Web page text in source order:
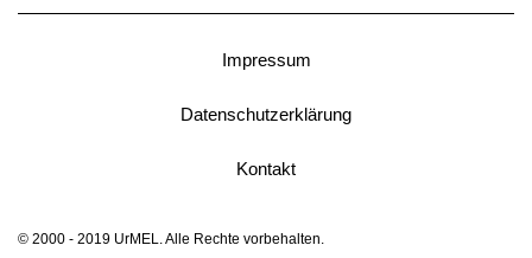
Impressum
Datenschutzerklärung
Kontakt
© 2000 - 2019 UrMEL. Alle Rechte vorbehalten.